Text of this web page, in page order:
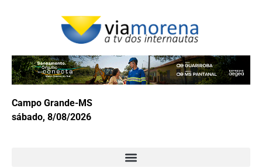
Campo Grande-MS
sábado, 8/08/2026